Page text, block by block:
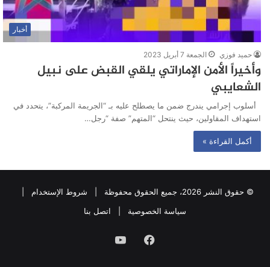
أخبار
حميد فوزي الجمعة 7 أبريل 2023
وأخيراً الأمن الإماراتي يلقي القبض على نبيل
الشعايبي
أسلوب إجرامي يندرج ضمن ما يصطلح عليه بـ “الجريمة المركبة”، يتحدد في
استهداف المقاولين، حيث ينتحل “المتهم” صفة “رجل…
أكمل القراءة »
© حقوق النشر 2026، جميع الحقوق محفوظة | شروط الإستخدام
سياسة الخصوصية
اتصل بنا
فيسبوكيوتيوب